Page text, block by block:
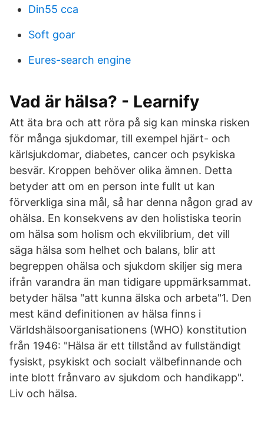
Din55 cca
Soft goar
Eures-search engine
Vad är hälsa? - Learnify
Att äta bra och att röra på sig kan minska risken
för många sjukdomar, till exempel hjärt- och
kärlsjukdomar, diabetes, cancer och psykiska
besvär. Kroppen behöver olika ämnen. Detta
betyder att om en person inte fullt ut kan
förverkliga sina mål, så har denna någon grad av
ohälsa. En konsekvens av den holistiska teorin
om hälsa som holism och ekvilibrium, det vill
säga hälsa som helhet och balans, blir att
begreppen ohälsa och sjukdom skiljer sig mera
ifrån varandra än man tidigare uppmärksammat.
betyder hälsa "att kunna älska och arbeta"1. Den
mest känd definitionen av hälsa finns i
Världshälsoorganisationens (WHO) konstitution
från 1946: "Hälsa är ett tillstånd av fullständigt
fysiskt, psykiskt och socialt välbefinnande och
inte blott frånvaro av sjukdom och handikapp".
Liv och hälsa.